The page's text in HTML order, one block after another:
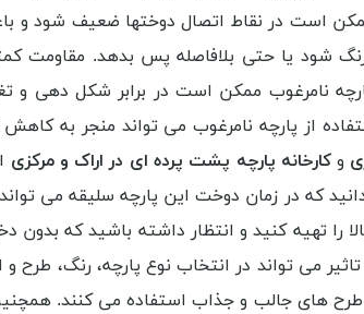
است در نقاط اتصال دوختها ضعیف شود و
یا حتی بلافاصله پس بدهد. مقاومت
نامرغوب ممکن است در برابر شکل دهی و
از پارچه نامرغوب می تواند منجر به
وکارخانه پارچه پشت پرده ای در اراک و مرکزی
که در زمان دوخت این پارچه سلیقه می
را تهیه کنید و انتظار داشته باشید که
می تواند در انتخاب نوع پارچه، رنگ، طرح
طرح های جالب و جذاب استفاده می کنند.